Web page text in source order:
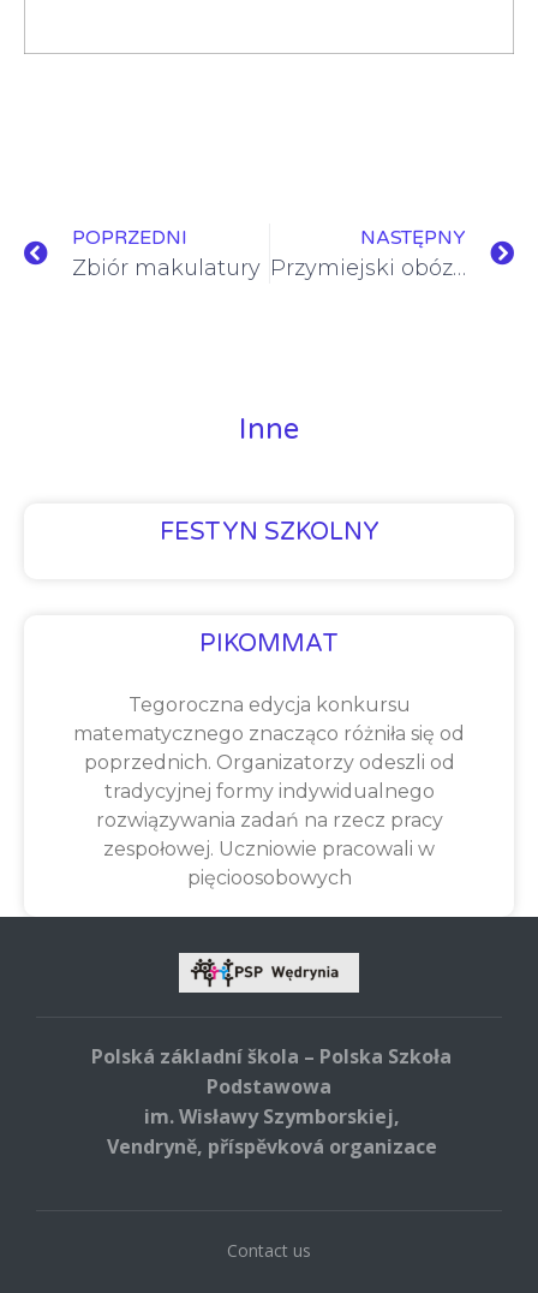
POPRZEDNI
Zbiór makulatury
NASTĘPNY
Przymiejski obóz Wędrynia
Inne
FESTYN SZKOLNY
PIKOMMAT
Tegoroczna edycja konkursu
matematycznego znacząco różniła się od
poprzednich. Organizatorzy odeszli od
tradycyjnej formy indywidualnego
rozwiązywania zadań na rzecz pracy
zespołowej. Uczniowie pracowali w
pięcioosobowych
Polská základní škola – Polska Szkoła
Podstawowa
im. Wisławy Szymborskiej,
Vendryně, příspěvková organizace
Contact us